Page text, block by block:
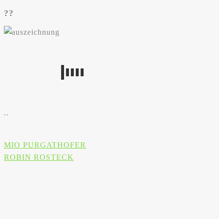
??
..
Beitragsnavigation
MIO PURGATHOFER
ROBIN ROSTECK